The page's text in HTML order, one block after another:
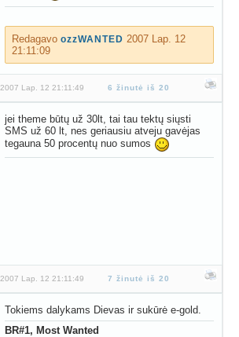
Redagavo ozzWANTED 2007 Lap. 12
21:11:09
2007 Lap. 12 21:11:49 6 žinutė iš 20
jei theme būtų už 30lt, tai tau tektų siųsti
SMS už 60 lt, nes geriausiu atveju gavėjas
tegauna 50 procentų nuo sumos
2007 Lap. 12 21:11:49 7 žinutė iš 20
Tokiems dalykams Dievas ir sukūrė e-gold.
BR#1, Most Wanted